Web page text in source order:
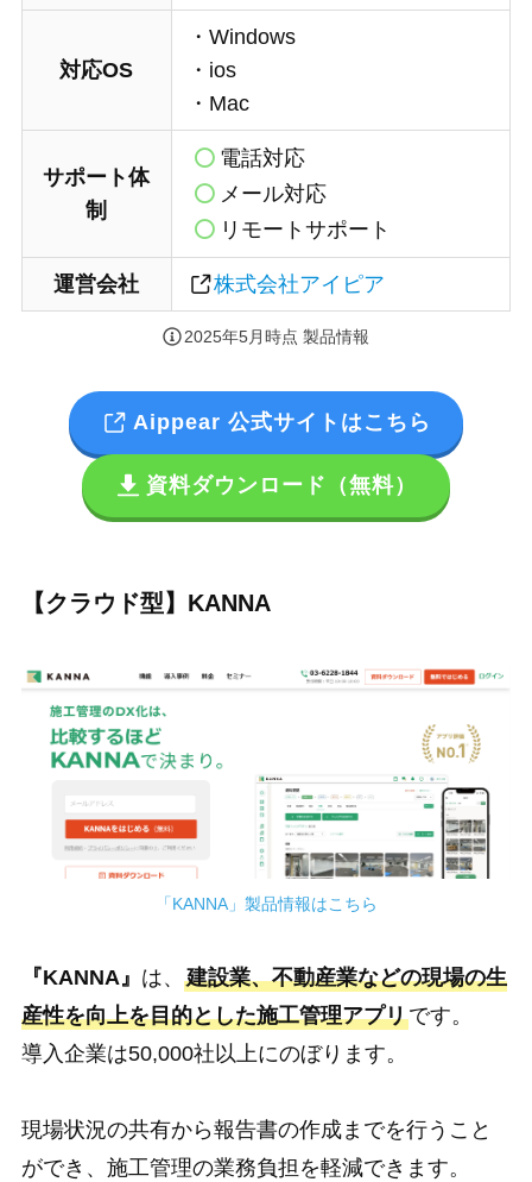
対応OS
・Windows
・ios
・Mac
サポート体
制
電話対応
メール対応
リモートサポート
運営会社 株式会社アイピア
2025年5月時点 製品情報
Aippear 公式サイトはこちら
資料ダウンロード（無料）
【クラウド型】 KANNA
「KANNA」製品情報はこちら
『KANNA』 は、 建設業、不動産業などの現場の生
産性を向上を目的とした施工管理アプリです。
導入企業は50,000社以上にのぼります。
現場状況の共有から報告書の作成までを行うこと
ができ、施工管理の業務負担を軽減できます。